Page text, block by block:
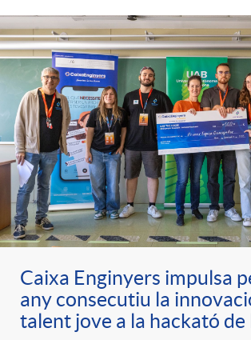
Caixa Enginyers impulsa
any consecutiu la
talent jove a la hackató de